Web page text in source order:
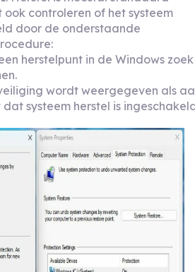
ook controleren of het systeem
door de onderstaande
herstelpunt in de Windows
wordt weergegeven als
systeem herstel is